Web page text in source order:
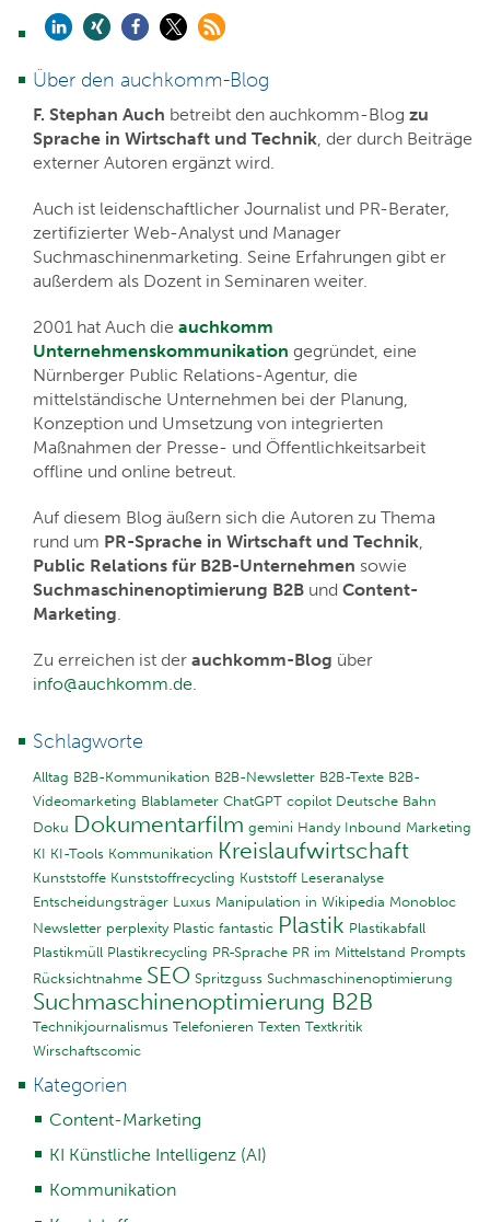
Über den auchkomm-Blog
F. Stephan Auch betreibt den auchkomm-Blog zu
Sprache in Wirtschaft und Technik, der durch Beiträge
externer Autoren ergänzt wird.
Auch ist leidenschaftlicher Journalist und PR-Berater,
zertifizierter Web-Analyst und Manager
Suchmaschinenmarketing. Seine Erfahrungen gibt er
außerdem als Dozent in Seminaren weiter.
2001 hat Auch die auchkomm
Unternehmenskommunikation gegründet, eine
Nürnberger Public Relations-Agentur, die
mittelständische Unternehmen bei der Planung,
Konzeption und Umsetzung von integrierten
Maßnahmen der Presse- und Öffentlichkeitsarbeit
offline und online betreut.
Auf diesem Blog äußern sich die Autoren zu Thema
rund um PR-Sprache in Wirtschaft und Technik,
Public Relations für B2B-Unternehmen sowie
Suchmaschinenoptimierung B2B und Content-
Marketing.
Zu erreichen ist der auchkomm-Blog über
info@auchkomm.de.
Schlagworte
Alltag B2B-Kommunikation B2B-Newsletter B2B-Texte B2B-
Videomarketing Blablameter ChatGPT copilot Deutsche Bahn
Doku Dokumentarfilm gemini Handy Inbound Marketing
KI KI-Tools Kommunikation Kreislaufwirtschaft
Kunststoffe Kunststoffrecycling Kuststoff Leseranalyse
Entscheidungsträger Luxus Manipulation in Wikipedia Monobloc
Newsletter perplexity Plastic fantastic Plastik Plastikabfall
Plastikmüll Plastikrecycling PR-Sprache PR im Mittelstand Prompts
Rücksichtnahme SEO Spritzguss Suchmaschinenoptimierung
Suchmaschinenoptimierung B2B
Technikjournalismus Telefonieren Texten Textkritik
Wirschaftscomic
Kategorien
Content-Marketing
KI Künstliche Intelligenz (AI)
Kommunikation